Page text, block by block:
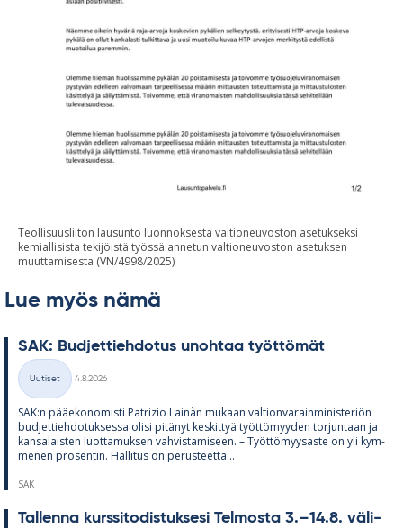
Teollisuusliiton lausunto luonnoksesta valtioneuvoston asetukseksi
kemiallisista tekijöistä työssä annetun valtioneuvoston asetuksen
muuttamisesta (VN/4998/2025)
Lue myös nämä
SAK: Bud­jet­tieh­do­tus unoh­taa työt­tö­mät
Kategoriat
Uutiset
4.8.2026
SAK:n pää­e­ko­no­misti Pat­rizio Lainàn mu­kaan val­tion­va­rain­mi­nis­te­riön
bud­jet­tieh­do­tuk­sessa olisi pi­tä­nyt kes­kit­tyä työt­tö­myy­den tor­jun­taan ja
kan­sa­lais­ten luot­ta­muk­sen vah­vis­ta­mi­seen. – Työt­tö­myy­saste on yli kym­
me­nen pro­sen­tin. Hal­li­tus on pe­rus­teetta...
SAK
Tal­lenna kurs­si­to­dis­tuk­sesi Tel­mosta 3.–14.8. vä­li­